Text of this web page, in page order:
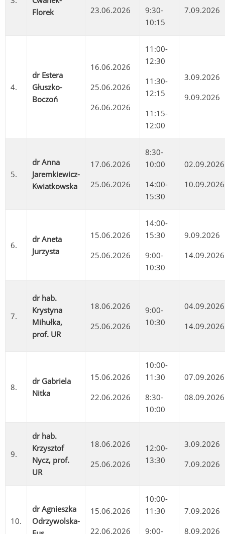
Florek
23.06.2026
9:30-
10:15
7.09.2026
4.
dr Estera
Głuszko-
Boczoń
16.06.2026
25.06.2026
26.06.2026
11:00-
12:30
11:30-
12:15
11:15-
12:00
3.09.2026
9.09.2026
5.
dr Anna
Jaremkiewicz-
Kwiatkowska
17.06.2026
25.06.2026
8:30-
10:00
14:00-
15:30
02.09.2026
10.09.2026
6.
dr Aneta
Jurzysta
15.06.2026
25.06.2026
14:00-
15:30
9:00-
10:30
9.09.2026
14.09.2026
7.
dr hab.
Krystyna
Mihułka,
prof. UR
18.06.2026
25.06.2026
9:00-
10:30
04.09.2026
14.09.2026
8.
dr Gabriela
Nitka
15.06.2026
22.06.2026
10:00-
11:30
8:30-
10:00
07.09.2026
08.09.2026
9.
dr hab.
Krzysztof
Nycz, prof.
UR
18.06.2026
25.06.2026
12:00-
13:30
3.09.2026
7.09.2026
10.
dr Agnieszka
Odrzywolska-
15.06.2026
22.06.2026
10:00-
11:30
9:00-
7.09.2026
8.09.2026